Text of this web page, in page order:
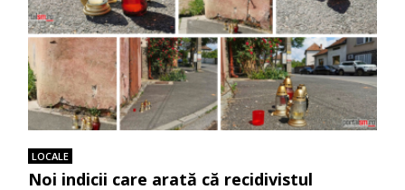
LOCALE
Noi indicii care arată că recidivistul